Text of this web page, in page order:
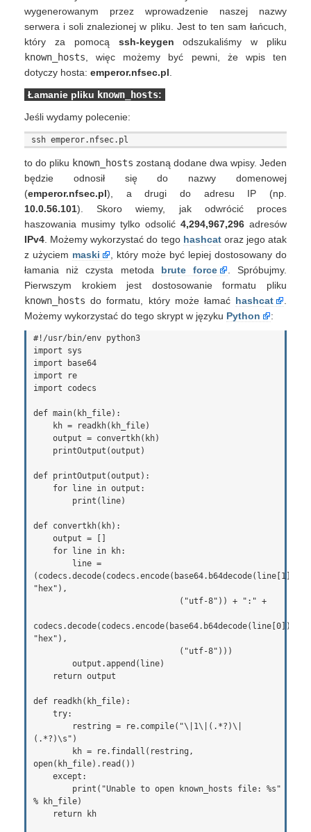
wygenerowanym przez wprowadzenie naszej nazwy
serwera i soli znalezionej w pliku. Jest to ten sam łańcuch,
który za pomocą ssh-keygen odszukaliśmy w pliku
known_hosts , więc możemy być pewni, że wpis ten
dotyczy hosta: emperor.nfsec.pl
Łamanie pliku known_hosts:
Jeśli wydamy polecenie:
to do pliku known_hosts zostaną dodane dwa wpisy. Jeden
będzie odnosił się do nazwy domenowej
(emperor.nfsec.pl), a drugi do adresu IP (np.
10.0.56.101). Skoro wiemy, jak odwrócić proces
haszowania musimy tylko odsolić 4,294,967,296 adresów
IPv4 . Możemy wykorzystać do tego hashcatoraz jego atak
z użyciem maski
, który może być lepiej dostosowany do
łamania niż czysta metoda brute force
. Spróbujmy.
Pierwszym krokiem jest dostosowanie formatu pliku
known_hosts do formatu, który może łamać hashcat
Możemy wykorzystać do tego skrypt w języku Python :
#!/usr/bin/env python3
import sys
import base64
import re
import codecs
def main(kh_file):
def printOutput(output):
def convertkh(kh):
(codecs.decode(codecs.encode(base64.b64decode(line[1]),
"hex"),
codecs.decode(codecs.encode(base64.b64decode(line[0]),
"hex"),
def readkh(kh_file):
(.*?)\s")
open(kh_file).read())
% kh_file)